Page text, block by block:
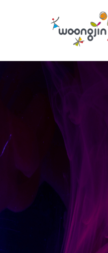
AICC | AI 고객상담 시스템
WIKL | AI 인사이트 플랫폼
AI웅수 | 그룹웨어 AI
Mendix MAIA